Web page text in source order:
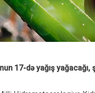
17-də yağış